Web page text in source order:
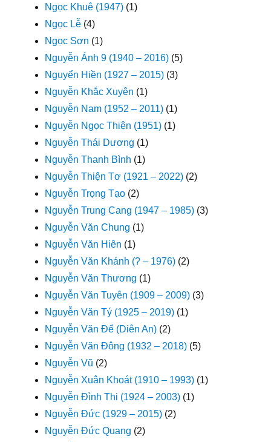
Ngọc Khuê (1947) (1)
Ngọc Lễ (4)
Ngọc Sơn (1)
Nguyễn Ánh 9 (1940 – 2016) (5)
Nguyển Hiền (1927 – 2015) (3)
Nguyễn Khắc Xuyên (1)
Nguyễn Nam (1952 – 2011) (1)
Nguyễn Ngọc Thiện (1951) (1)
Nguyễn Thái Dương (1)
Nguyễn Thanh Bình (1)
Nguyễn Thiện Tơ (1921 – 2022) (2)
Nguyễn Trọng Tạo (2)
Nguyễn Trung Cang (1947 – 1985) (3)
Nguyễn Văn Chung (1)
Nguyễn Văn Hiên (1)
Nguyễn Văn Khánh (? – 1976) (2)
Nguyễn Văn Thương (1)
Nguyễn Văn Tuyên (1909 – 2009) (3)
Nguyễn Văn Tý (1925 – 2019) (1)
Nguyễn Văn Để (Diên An) (2)
Nguyễn Văn Đông (1932 – 2018) (5)
Nguyễn Vũ (2)
Nguyễn Xuân Khoát (1910 – 1993) (1)
Nguyễn Đình Thi (1924 – 2003) (1)
Nguyễn Đức (1929 – 2015) (2)
Nguyễn Đức Quang (2)